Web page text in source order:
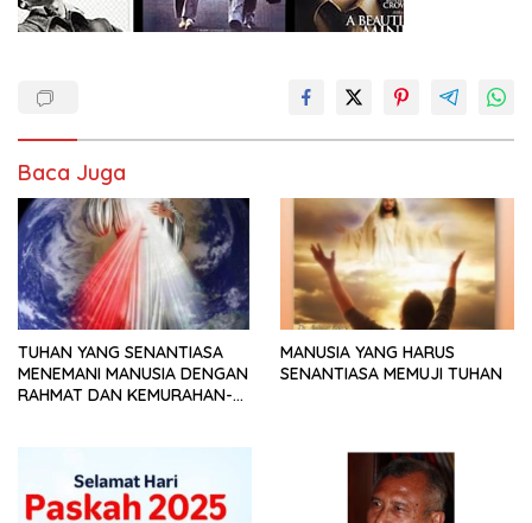
Baca Juga
TUHAN YANG SENANTIASA
MENEMANI MANUSIA DENGAN
RAHMAT DAN KEMURAHAN-
MANUSIA YANG HARUS
SENANTIASA MEMUJI TUHAN